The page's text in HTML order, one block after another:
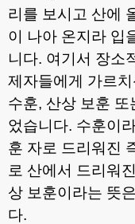
리를 보시고 산에
이 나아 온지라 입
니다. 여기서 장소
제자들에게 가르
수훈, 산상 보훈 또
었습니다. 수훈이
훈 자로 드리워진
로 산에서 드리워
상 보훈이라는 뜻
다.